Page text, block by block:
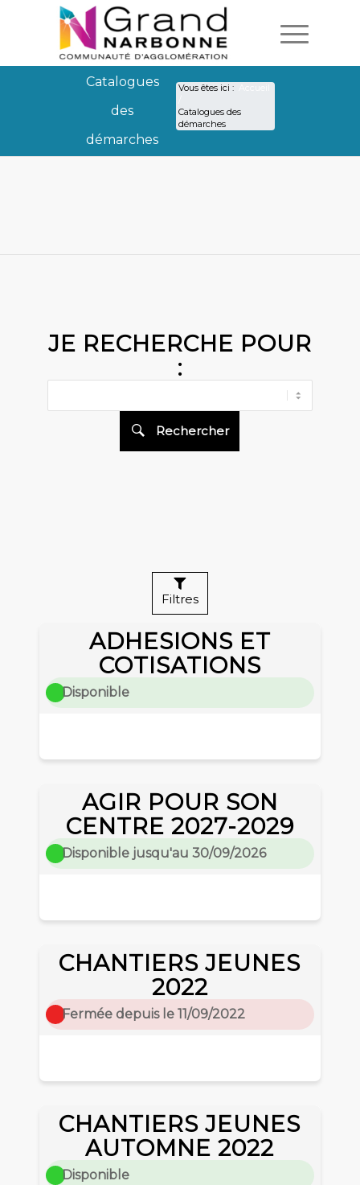
Catalogues
des
démarches
Vous êtes ici :
Catalogues des
démarches
JE RECHERCHE POUR
:
Rechercher
CATALOGUES DES
Nombre de filtre sélectionné
Filtres
ADHESIONS ET
COTISATIONS
Disponible
AGIR POUR SON
CENTRE 2027-2029
Disponible jusqu'au 30/09/2026
CHANTIERS JEUNES
2022
Fermée depuis le 11/09/2022
CHANTIERS JEUNES
AUTOMNE 2022
Disponible